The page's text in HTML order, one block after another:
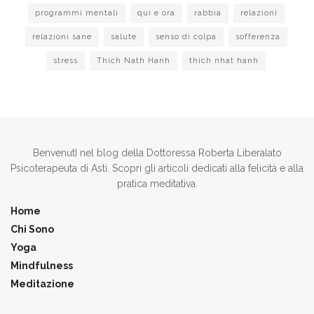
programmi mentali qui e ora rabbia relazioni
relazioni sane salute senso di colpa sofferenza
stress Thich Nath Hanh thich nhat hanh
BenvenutI nel blog della Dottoressa Roberta Liberalato
Psicoterapeuta di Asti. Scopri gli articoli dedicati alla felicità e alla
pratica meditativa.
Home
Chi Sono
Yoga
Mindfulness
Meditazione